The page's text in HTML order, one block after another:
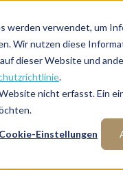
werden verwendet, um
Wir nutzen diese
dieser Website und
.
nicht erfasst. Ein
Cookie-Einstellungen
Interim Professionals